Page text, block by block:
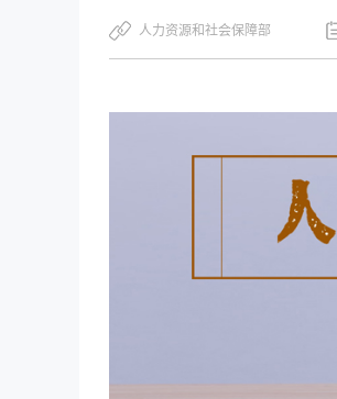
人力资源和社会保障部